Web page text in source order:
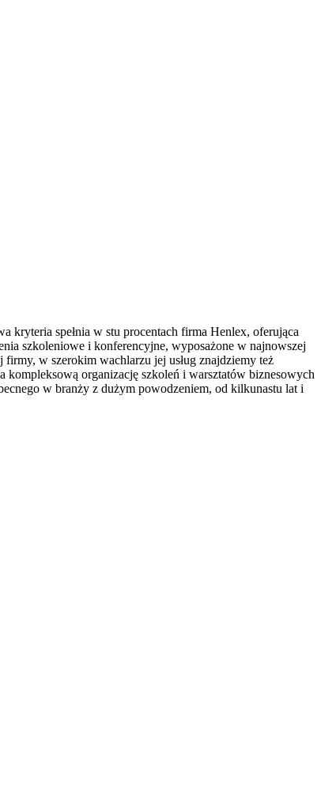
kryteria spełnia w stu procentach firma Henlex, oferująca
szkoleniowe i konferencyjne, wyposażone w najnowszej
w szerokim wachlarzu jej usług znajdziemy też
organizację szkoleń i warsztatów biznesowych
w branży z dużym powodzeniem, od kilkunastu lat i